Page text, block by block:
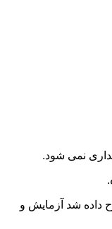
داده شد آزمایش و